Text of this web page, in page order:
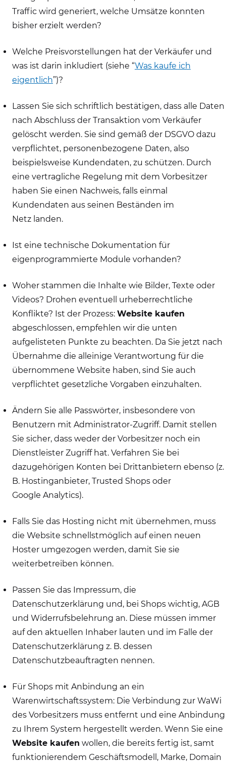
Traffic wird generiert, welche Umsätze konnten
bisher erzielt werden?
Welche Preisvorstellungen hat der Verkäufer und
was ist darin inkludiert (siehe “Was kaufe ich
eigentlich”)?
Lassen Sie sich schriftlich bestätigen, dass alle Daten
nach Abschluss der Transaktion vom Verkäufer
gelöscht werden. Sie sind gemäß der DSGVO dazu
verpflichtet, personenbezogene Daten, also
beispielsweise Kundendaten, zu schützen. Durch
eine vertragliche Regelung mit dem Vorbesitzer
haben Sie einen Nachweis, falls einmal
Kundendaten aus seinen Beständen im
Netz landen.
Ist eine technische Dokumentation für
eigenprogrammierte Module vorhanden?
Woher stammen die Inhalte wie Bilder, Texte oder
Videos? Drohen eventuell urheberrechtliche
Konflikte? Ist der Prozess: Website kaufen
abgeschlossen, empfehlen wir die unten
aufgelisteten Punkte zu beachten. Da Sie jetzt nach
Übernahme die alleinige Verantwortung für die
übernommene Website haben, sind Sie auch
verpflichtet gesetzliche Vorgaben einzuhalten.
Ändern Sie alle Passwörter, insbesondere von
Benutzern mit Administrator-Zugriff. Damit stellen
Sie sicher, dass weder der Vorbesitzer noch ein
Dienstleister Zugriff hat. Verfahren Sie bei
dazugehörigen Konten bei Drittanbietern ebenso (z.
B. Hostinganbieter, Trusted Shops oder
Google Analytics).
Falls Sie das Hosting nicht mit übernehmen, muss
die Website schnellstmöglich auf einen neuen
Hoster umgezogen werden, damit Sie sie
weiterbetreiben können.
Passen Sie das Impressum, die
Datenschutzerklärung und, bei Shops wichtig, AGB
und Widerrufsbelehrung an. Diese müssen immer
auf den aktuellen Inhaber lauten und im Falle der
Datenschutzerklärung z. B. dessen
Datenschutzbeauftragten nennen.
Für Shops mit Anbindung an ein
Warenwirtschaftssystem: Die Verbindung zur WaWi
des Vorbesitzers muss entfernt und eine Anbindung
zu Ihrem System hergestellt werden. Wenn Sie eine
Website kaufen wollen, die bereits fertig ist, samt
funktionierendem Geschäftsmodell, Marke, Domain